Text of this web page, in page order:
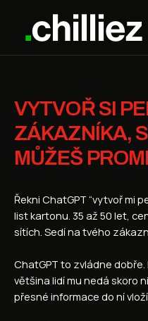
obsah
VYTVOŘ SI
ZÁKAZNÍKA,
MŮŽEŠ
Řekni ChatGPT “vytvoř mi
list kartonu. 35 až 50 let,
sítích. Sedí na tvého
ChatGPT to zvládne
většina lidí mu nedá skoro
přesné informace do ní